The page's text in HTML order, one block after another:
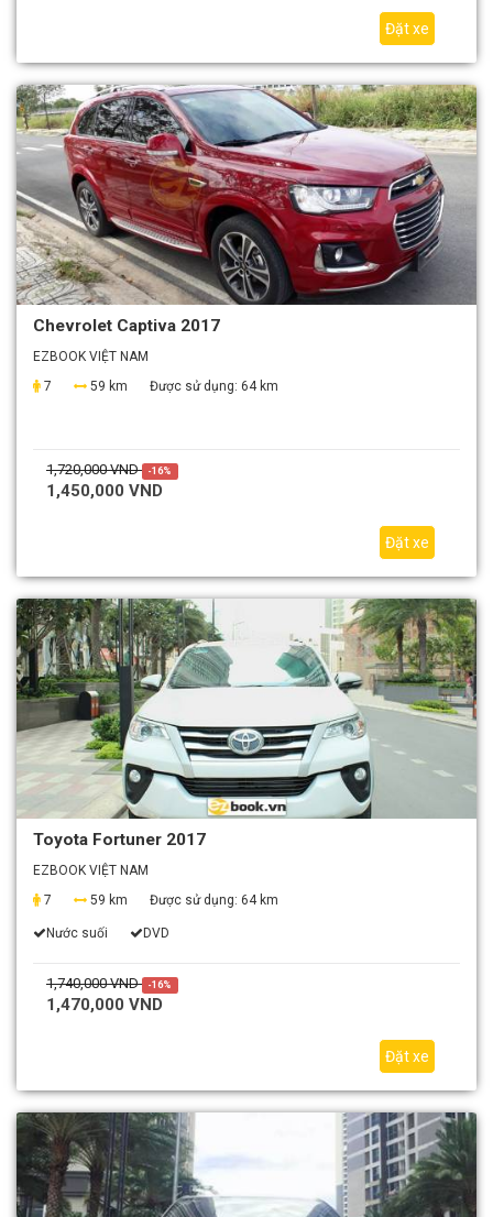
Đặt xe
Chevrolet Captiva 2017
EZBOOK VIỆT NAM
7
59 km Được sử dụng: 64 km
1,720,000 VND -16%
1,450,000 VND
Đặt xe
Toyota Fortuner 2017
EZBOOK VIỆT NAM
7
59 km Được sử dụng: 64 km
Nước suối DVD
1,740,000 VND -16%
1,470,000 VND
Đặt xe